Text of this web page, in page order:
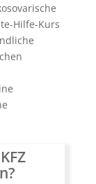
Hilfe-Kurs